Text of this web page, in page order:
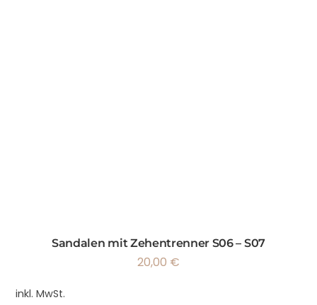
Sandalen mit Zehentrenner S06 – S07
20,00 €
inkl. MwSt.